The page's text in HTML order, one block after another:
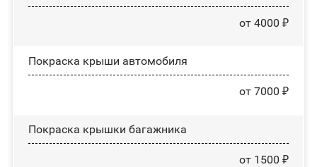
от 4000 ₽
Покраска крыши автомобиля
от 7000 ₽
Покраска крышки багажника
от 1500 ₽